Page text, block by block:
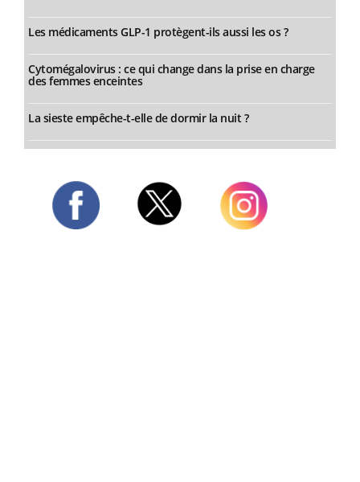
Les médicaments GLP-1 protègent-ils aussi les os ?
Cytomégalovirus : ce qui change dans la prise en charge
des femmes enceintes
La sieste empêche-t-elle de dormir la nuit ?